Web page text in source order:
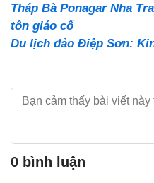
Tháp Bà Ponagar Nha
tôn giáo cổ
Du lịch đảo Điệp Sơn:
0 bình luận